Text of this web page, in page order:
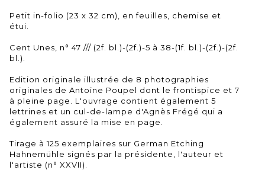
Petit in-folio (23 x 32 cm), en feuilles, chemise et
étui.
Cent Unes, n° 47 /// (2f. bl.)-(2f.)-5 à 38-(1f. bl.)-(2f.)-(2f.
bl.).
Edition originale illustrée de 8 photographies
originales de Antoine Poupel dont le frontispice et 7
à pleine page. L'ouvrage contient également 5
lettrines et un cul-de-lampe d'Agnès Frégé qui a
également assuré la mise en page.
Tirage à 125 exemplaires sur German Etching
Hahnemühle signés par la présidente, l'auteur et
l'artiste (n° XXVII).